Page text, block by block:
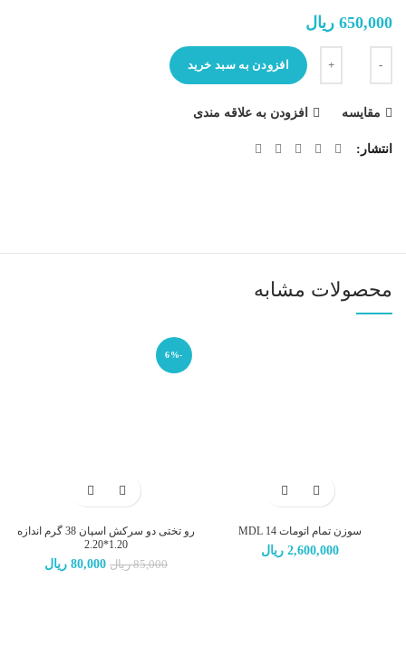
650,000 ریال
افزودن به سبد خرید
مقایسه افزودن به علاقه مندی
انتشار
محصولات مشابه
سوزن تمام اتومات 14 MDL
2,600,000 ریال
-6%
رو تختی دو سرکش اسپان 38 گرم اندازه
1.20*2.20
85,000 ریال قیمت
80,000 ریال